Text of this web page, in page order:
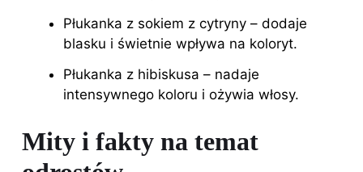
Płukanka z sokiem z cytryny – dodaje
blasku i świetnie wpływa na koloryt.
Płukanka z hibiskusa – nadaje
intensywnego koloru i ożywia włosy.
Mity i fakty na temat